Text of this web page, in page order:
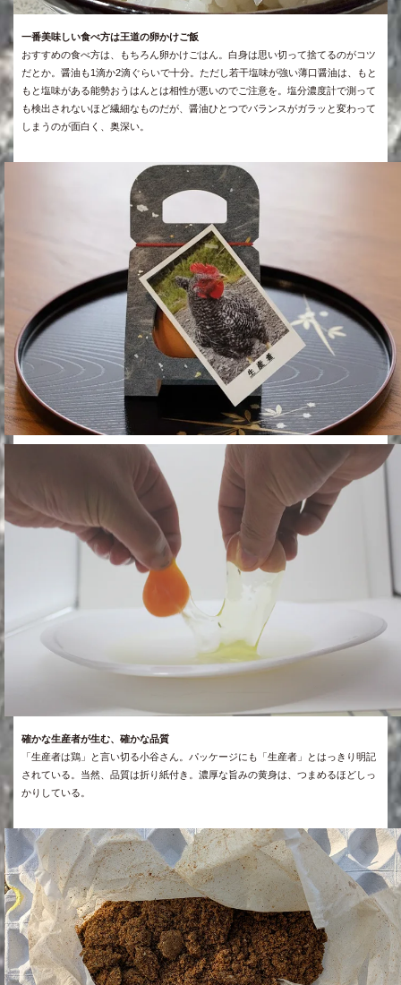
一番美味しい食べ方は王道の卵かけご飯
おすすめの食べ方は、もちろん卵かけごはん。白身は思い切って捨てるのがコツ
だとか。醤油も1滴か2滴ぐらいで十分。ただし若干塩味が強い薄口醤油は、もと
もと塩味がある能勢おうはんとは相性が悪いのでご注意を。塩分濃度計で測って
も検出されないほど繊細なものだが、醤油ひとつでバランスがガラッと変わって
しまうのが面白く、奥深い。
確かな生産者が生む、確かな品質
「生産者は鶏」と言い切る小谷さん。パッケージにも「生産者」とはっきり明記
されている。当然、品質は折り紙付き。濃厚な旨みの黄身は、つまめるほどしっ
かりしている。